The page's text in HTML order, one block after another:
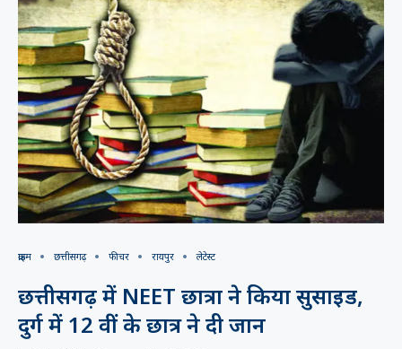
क्राइम छत्तीसगढ़ फीचर रायपुर लेटेस्ट
छत्तीसगढ़ में NEET छात्रा ने किया सुसाइड,
दुर्ग में 12 वीं के छात्र ने दी जान